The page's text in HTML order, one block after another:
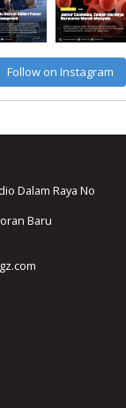
Follow on Instagram
Dalam Raya No
Baru